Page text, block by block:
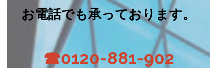
お電話でも承っております。
☎0120-881-902